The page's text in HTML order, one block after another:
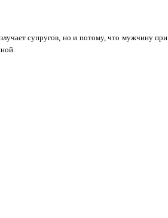
супругов, но и потому, что мужчину при